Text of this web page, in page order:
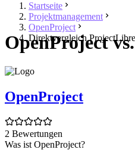
Startseite
Projektmanagement
OpenProject
Direktvergleich ProjectLibre
OpenProject
OpenProject
2 Bewertungen
Was ist OpenProject?